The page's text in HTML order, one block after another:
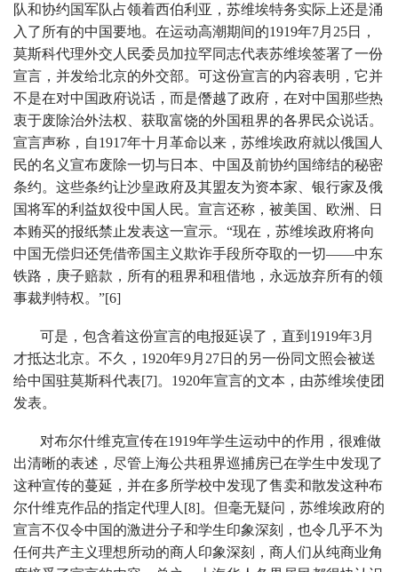
队和协约国军队占领着西伯利亚，苏维埃特务实际上还是涌
入了所有的中国要地。在运动高潮期间的1919年7月25日，
莫斯科代理外交人民委员加拉罕同志代表苏维埃签署了一份
宣言，并发给北京的外交部。可这份宣言的内容表明，它并
不是在对中国政府说话，而是僭越了政府，在对中国那些热
衷于废除治外法权、获取富饶的外国租界的各界民众说话。
宣言声称，自1917年十月革命以来，苏维埃政府就以俄国人
民的名义宣布废除一切与日本、中国及前协约国缔结的秘密
条约。这些条约让沙皇政府及其盟友为资本家、银行家及俄
国将军的利益奴役中国人民。宣言还称，被美国、欧洲、日
本贿买的报纸禁止发表这一宣示。“现在，苏维埃政府将向
中国无偿归还凭借帝国主义欺诈手段所夺取的一切——中东
铁路，庚子赔款，所有的租界和租借地，永远放弃所有的领
事裁判特权。”[6]
可是，包含着这份宣言的电报延误了，直到1919年3月
才抵达北京。不久，1920年9月27日的另一份同文照会被送
给中国驻莫斯科代表[7]。1920年宣言的文本，由苏维埃使团
发表。
对布尔什维克宣传在1919年学生运动中的作用，很难做
出清晰的表述，尽管上海公共租界巡捕房已在学生中发现了
这种宣传的蔓延，并在多所学校中发现了售卖和散发这种布
尔什维克作品的指定代理人[8]。但毫无疑问，苏维埃政府的
宣言不仅令中国的激进分子和学生印象深刻，也令几乎不为
任何共产主义理想所动的商人印象深刻，商人们从纯商业角